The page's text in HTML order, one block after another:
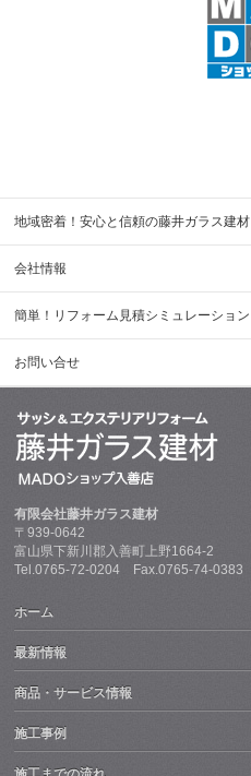
地域密着！安心と信頼の藤井ガラス建材
会社情報
簡単！リフォーム見積シミュレーション
お問い合せ
有限会社藤井ガラス建材
〒939-0642
富山県下新川郡入善町上野1664-2
Tel.0765-72-0204 Fax.0765-74-0383
ホーム
最新情報
商品・サービス情報
施工事例